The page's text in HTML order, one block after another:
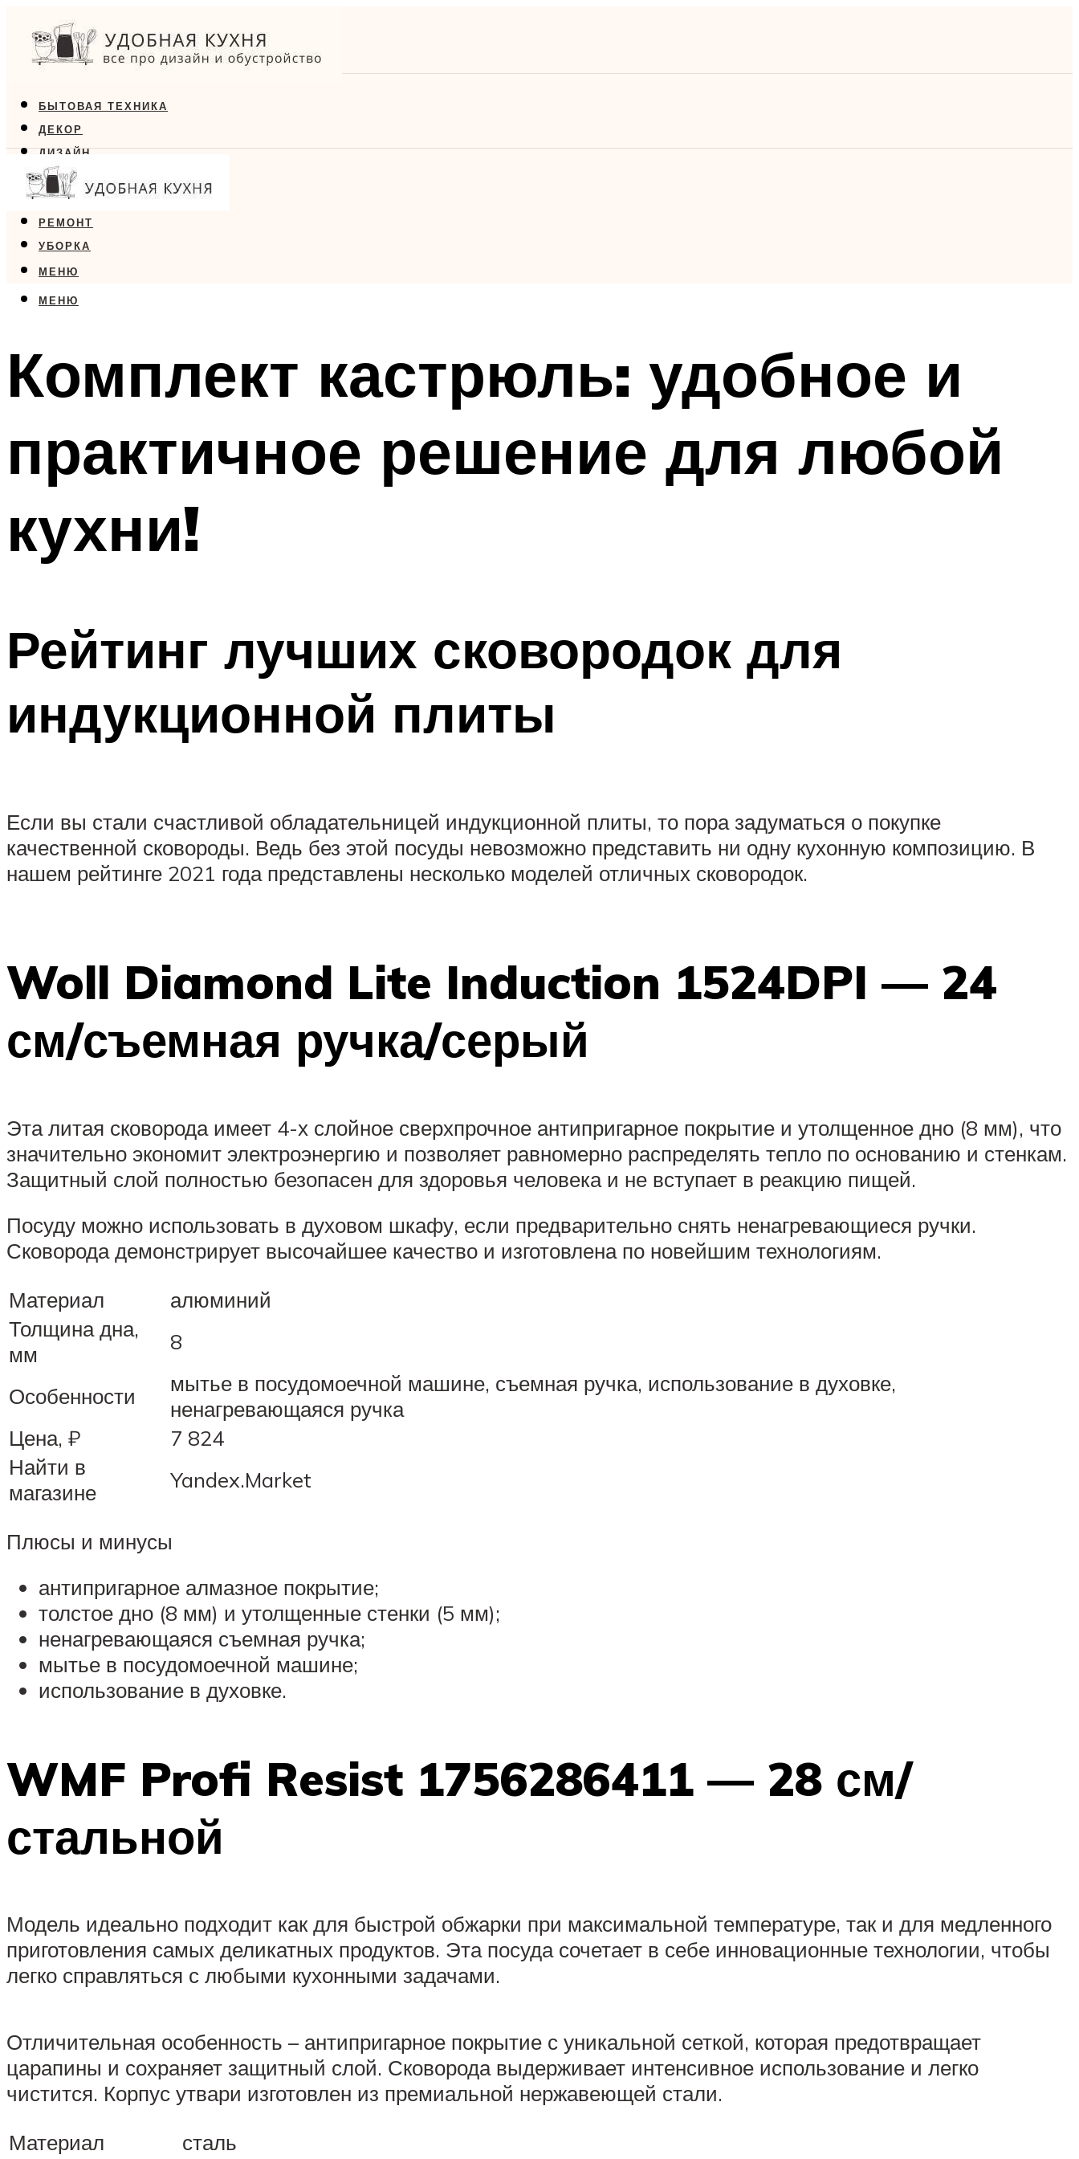
БЫТОВАЯ ТЕХНИКА
ДЕКОР
ДИЗАЙН
ЕДА
МЕБЕЛЬ
РЕМОНТ
УБОРКА
МЕНЮ
МЕНЮ
Комплект кастрюль: удобное и
практичное решение для любой
кухни!
Рейтинг лучших сковородок для
индукционной плиты
Если вы стали счастливой обладательницей индукционной плиты, то пора задуматься о покупке
качественной сковороды. Ведь без этой посуды невозможно представить ни одну кухонную композицию. В
нашем рейтинге 2021 года представлены несколько моделей отличных сковородок.
Woll Diamond Lite Induction 1524DPI — 24
см/съемная ручка/серый
Эта литая сковорода имеет 4-х слойное сверхпрочное антипригарное покрытие и утолщенное дно (8 мм), что
значительно экономит электроэнергию и позволяет равномерно распределять тепло по основанию и стенкам.
Защитный слой полностью безопасен для здоровья человека и не вступает в реакцию пищей.
Посуду можно использовать в духовом шкафу, если предварительно снять ненагревающиеся ручки.
Сковорода демонстрирует высочайшее качество и изготовлена по новейшим технологиям.
Материал
алюминий
Толщина дна,
мм
8
Особенности
мытье в посудомоечной машине, съемная ручка, использование в духовке,
ненагревающаяся ручка
Цена, ₽
7 824
Найти в
магазине
Yandex.Market
Плюсы и минусы
антипригарное алмазное покрытие;
толстое дно (8 мм) и утолщенные стенки (5 мм);
ненагревающаяся съемная ручка;
мытье в посудомоечной машине;
использование в духовке.
WMF Profi Resist 1756286411 — 28 см/
стальной
Модель идеально подходит как для быстрой обжарки при максимальной температуре, так и для медленного
приготовления самых деликатных продуктов. Эта посуда сочетает в себе инновационные технологии, чтобы
легко справляться с любыми кухонными задачами.
Отличительная особенность – антипригарное покрытие с уникальной сеткой, которая предотвращает
царапины и сохраняет защитный слой. Сковорода выдерживает интенсивное использование и легко
чистится. Корпус утвари изготовлен из премиальной нержавеющей стали.
Материал
сталь